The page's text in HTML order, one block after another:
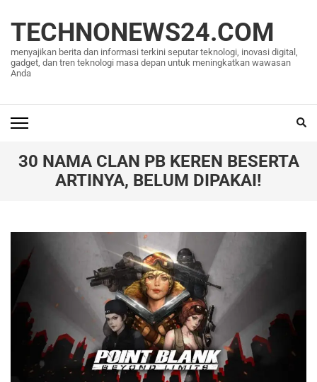
konten
(Tekan
Enter)
TECHNONEWS24.COM
menyajikan berita dan informasi terkini seputar teknologi, inovasi digital,
gadget, dan tren teknologi masa depan untuk meningkatkan wawasan
Anda
30 NAMA CLAN PB KEREN BESERTA
ARTINYA, BELUM DIPAKAI!